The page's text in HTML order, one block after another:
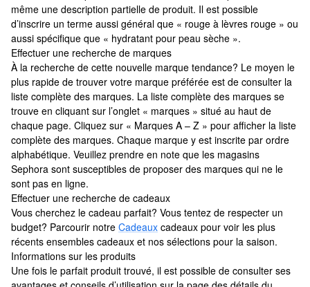
même une description partielle de produit. Il est possible
d’inscrire un terme aussi général que « rouge à lèvres rouge » ou
aussi spécifique que « hydratant pour peau sèche ».
Effectuer une recherche de marques
À la recherche de cette nouvelle marque tendance? Le moyen le
plus rapide de trouver votre marque préférée est de consulter la
liste complète des marques. La liste complète des marques se
trouve en cliquant sur l’onglet « marques » situé au haut de
chaque page. Cliquez sur « Marques A – Z » pour afficher la liste
complète des marques. Chaque marque y est inscrite par ordre
alphabétique. Veuillez prendre en note que les magasins
Sephora sont susceptibles de proposer des marques qui ne le
sont pas en ligne.
Effectuer une recherche de cadeaux
Vous cherchez le cadeau parfait? Vous tentez de respecter un
budget? Parcourir notre Cadeaux cadeaux pour voir les plus
récents ensembles cadeaux et nos sélections pour la saison.
Informations sur les produits
Une fois le parfait produit trouvé, il est possible de consulter ses